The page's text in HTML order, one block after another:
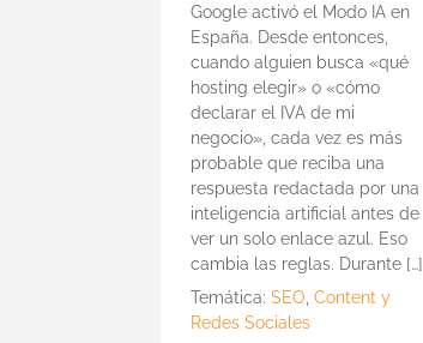
Google activó el Modo IA en
España. Desde entonces,
cuando alguien busca «qué
hosting elegir» o «cómo
declarar el IVA de mi
negocio», cada vez es más
probable que reciba una
respuesta redactada por una
inteligencia artificial antes de
ver un solo enlace azul. Eso
cambia las reglas. Durante […]
Temática:SEO ,Content y
Redes Sociales